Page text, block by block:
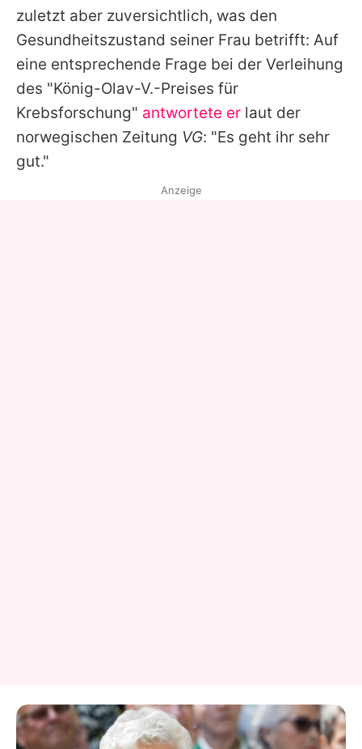
zuletzt aber zuversichtlich, was den
Gesundheitszustand seiner Frau betrifft: Auf
eine entsprechende Frage bei der Verleihung
des "König-Olav-V.-Preises für
Krebsforschung" antwortete er laut der
norwegischen Zeitung VG: "Es geht ihr sehr
gut."
Anzeige